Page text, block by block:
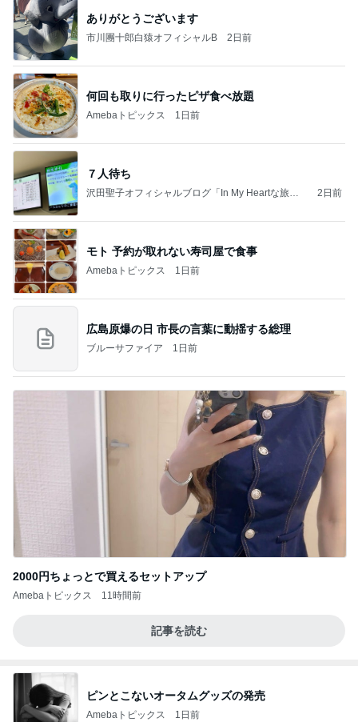
ありがとうございます
市川團十郎白猿オフィシャルB 2日前
何回も取りに行ったピザ食べ放題
Amebaトピックス 1日前
７人待ち
沢田聖子オフィシャルブログ「In My Heartな旅日
2日前
モト 予約が取れない寿司屋で食事
Amebaトピックス 1日前
広島原爆の日 市長の言葉に動揺する総理
ブルーサファイア 1日前
2000円ちょっとで買えるセットアップ
Amebaトピックス 11時間前
記事を読む
ピンとこないオータムグッズの発売
Amebaトピックス 1日前